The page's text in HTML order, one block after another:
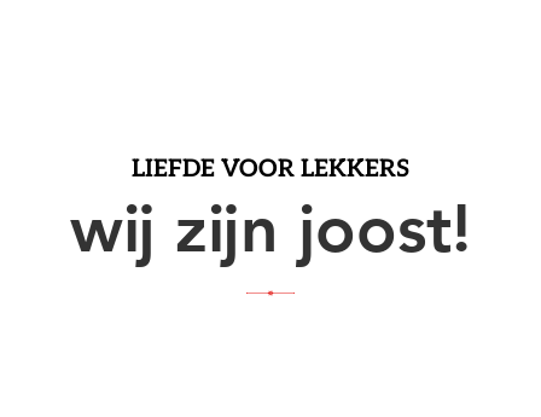
LIEFDE VOOR LEKKERS
wij zijn joost!